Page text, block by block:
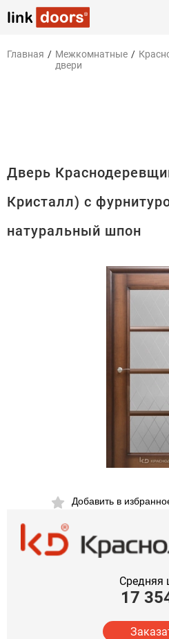
Главная / Межкомнатные
двери
/
Дверь
Кристалл) с
натуральный шпон
Добавить в
Средняя
17